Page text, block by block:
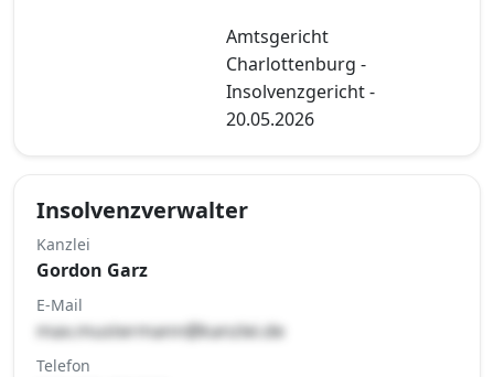
Amtsgericht
Charlottenburg -
Insolvenzgericht -
20.05.2026
Insolvenzverwalter
Kanzlei
Gordon Garz
E-Mail
max.mustermann@kanzlei.de
Telefon